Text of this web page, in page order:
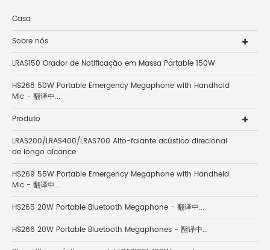
Casa
Sobre nós
LRAS150 Orador de Notificação em Massa Partable 150W
HS268 50W Portable Emergency Megaphone with Handhold
Mic - 翻译中...
Produto
LRAS200/LRAS400/LRAS700 Alto-falante acústico direcional
de longo alcance
HS269 55W Portable Emergency Megaphone with Handheld
Mic - 翻译中...
HS265 20W Portable Bluetooth Megaphone - 翻译中...
HS266 20W Portable Bluetooth Megaphones - 翻译中...